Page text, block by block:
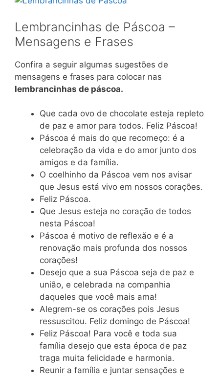
Lembrancinhas de Páscoa –
Mensagens e Frases
Confira a seguir algumas sugestões de
mensagens e frases para colocar nas
lembrancinhas de páscoa.
Que cada ovo de chocolate esteja repleto
de paz e amor para todos. Feliz Páscoa!
Páscoa é mais do que recomeço: é a
celebração da vida e do amor junto dos
amigos e da família.
O coelhinho da Páscoa vem nos avisar
que Jesus está vivo em nossos corações.
Feliz Páscoa.
Que Jesus esteja no coração de todos
nesta Páscoa!
Páscoa é motivo de reflexão e é a
renovação mais profunda dos nossos
corações!
Desejo que a sua Páscoa seja de paz e
união, e celebrada na companhia
daqueles que você mais ama!
Alegrem-se os corações pois Jesus
ressuscitou. Feliz domingo de Páscoa!
Feliz Páscoa! Para você e toda sua
família desejo que esta época de paz
traga muita felicidade e harmonia.
Reunir a família e juntar sensações e